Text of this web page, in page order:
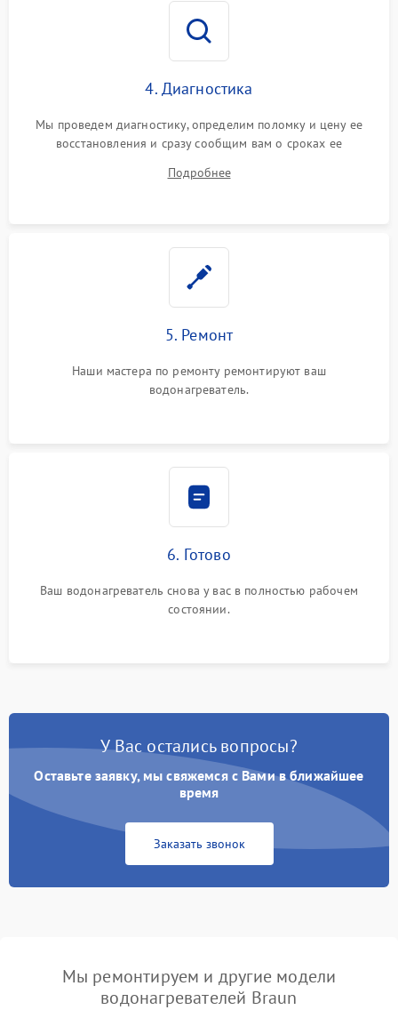
4. Диагностика
Мы проведем диагностику, определим поломку и цену ее
восстановления и сразу сообщим вам о сроках ее
Подробнее
5. Ремонт
Наши мастера по ремонту ремонтируют ваш
водонагреватель.
6. Готово
Ваш водонагреватель снова у вас в полностью рабочем
состоянии.
У Вас остались вопросы?
Оставьте заявку, мы свяжемся с Вами в ближайшее
время
Заказать звонок
Мы ремонтируем и другие модели
водонагревателей Braun